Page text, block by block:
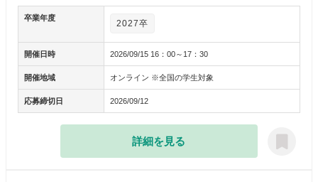
卒業年度
2027卒
開催日時 2026/09/15 16：00～17：30
開催地域 オンライン ※全国の学生対象
応募締切日 2026/09/12
詳細を見る